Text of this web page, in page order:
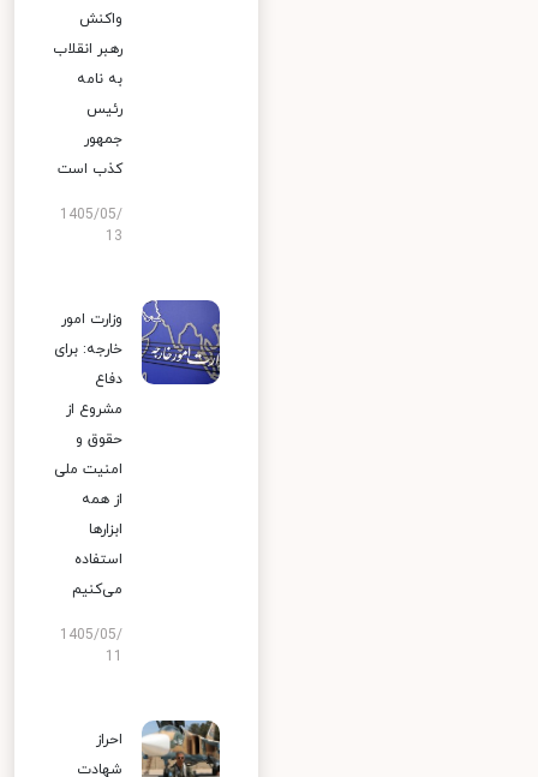
واکنش
رهبر انقلاب
به نامه
رئیس
جمهور
کذب است
1405/05/
13
وزارت امور
خارجه: برای
دفاع
مشروع از
حقوق و
امنیت ملی
از همه
ابزارها
استفاده
می‌کنیم
1405/05/
احراز
شهادت